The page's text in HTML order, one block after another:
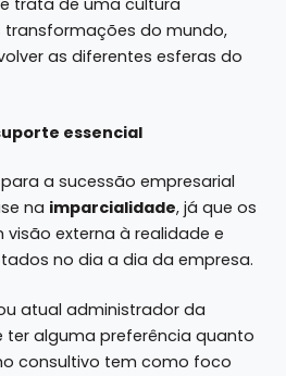
trata de uma cultura
do mundo,
as diferentes esferas do
essencial
a sucessão empresarial
na imparcialidade, já que os
externa à realidade e
no dia a dia da empresa.
atual administrador da
alguma preferência quanto
consultivo tem como foco